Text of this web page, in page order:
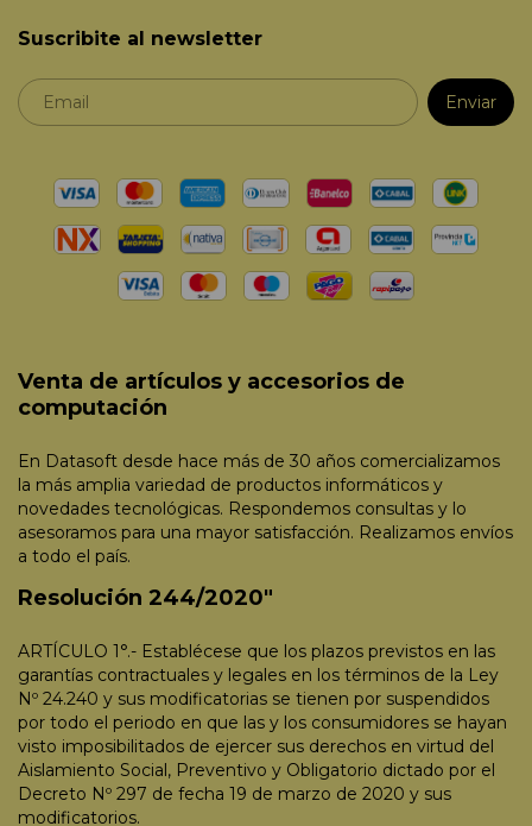
Suscribite al newsletter
Venta de artículos y accesorios de
computación
En Datasoft desde hace más de 30 años comercializamos
la más amplia variedad de productos informáticos y
novedades tecnológicas. Respondemos consultas y lo
asesoramos para una mayor satisfacción. Realizamos envíos
a todo el país.
Resolución 244/2020"
ARTÍCULO 1°.- Establécese que los plazos previstos en las
garantías contractuales y legales en los términos de la Ley
Nº 24.240 y sus modificatorias se tienen por suspendidos
por todo el periodo en que las y los consumidores se hayan
visto imposibilitados de ejercer sus derechos en virtud del
Aislamiento Social, Preventivo y Obligatorio dictado por el
Decreto Nº 297 de fecha 19 de marzo de 2020 y sus
modificatorios.